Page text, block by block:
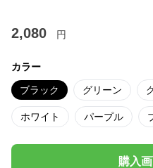
2,080 円
カラー
ブラック グリーン
ホワイト パープル
購入